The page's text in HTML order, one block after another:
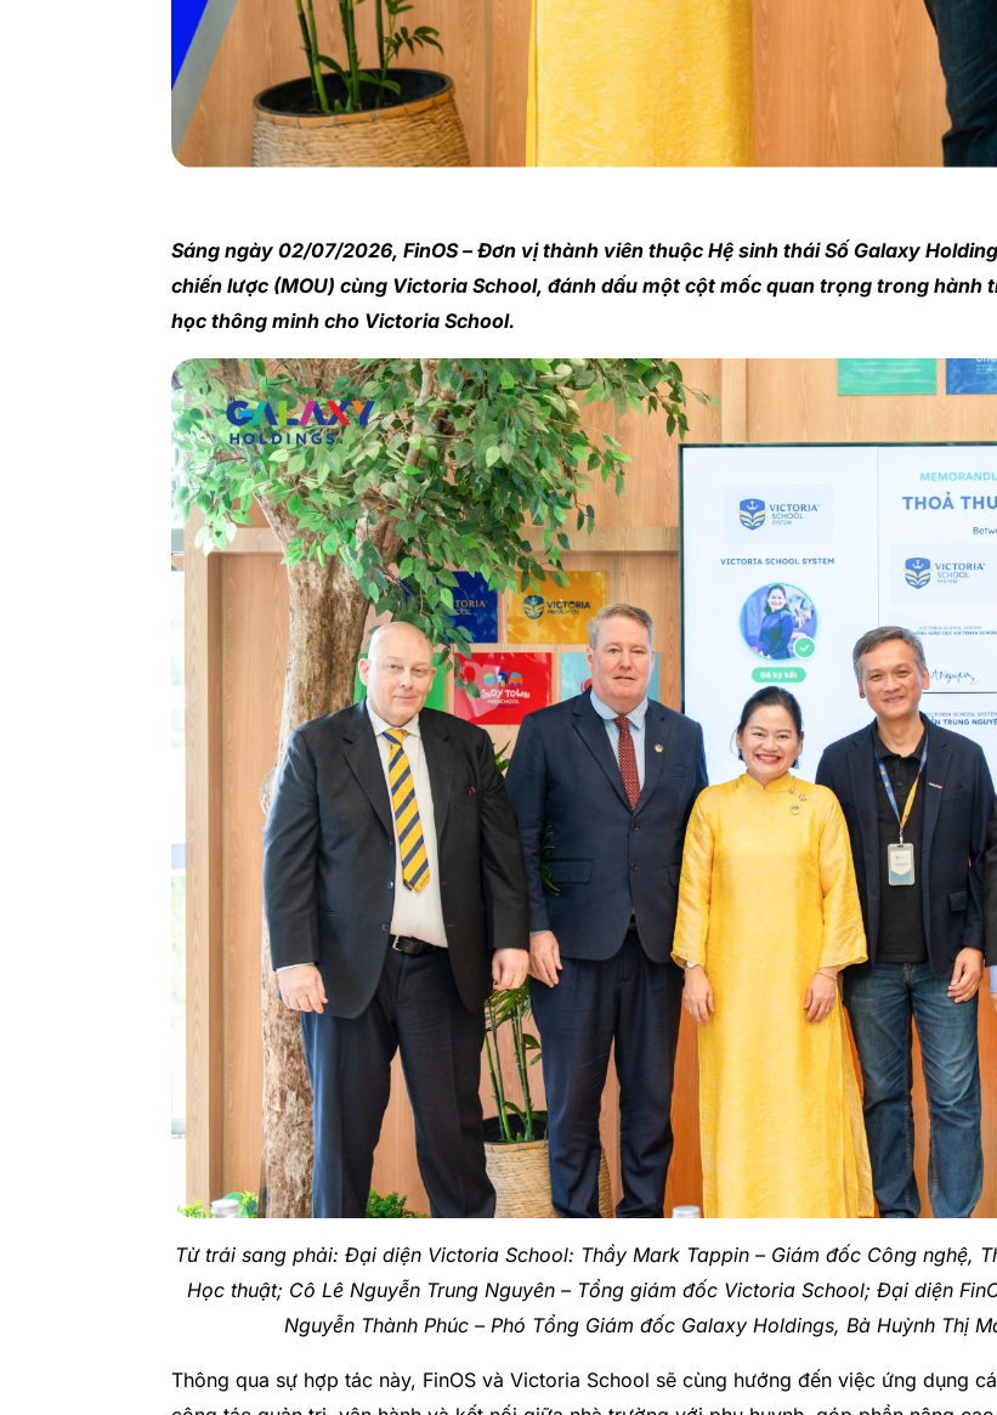
Sáng ngày 02/07/2026, FinOS – Đơn vị thành viên thuộc Hệ sinh thái Số Galaxy
chiến lược (MOU) cùng Victoria School, đánh dấu một cột mốc quan trọng trong
học thông minh cho Victoria School.
Từ trái sang phải: Đại diện Victoria School: Thầy Mark Tappin – Giám đốc Công nghệ,
Học thuật; Cô Lê Nguyễn Trung Nguyên – Tổng giám đốc Victoria School; Đại diện
Nguyễn Thành Phúc – Phó Tổng Giám đốc Galaxy Holdings, Bà Huỳnh Thị
Thông qua sự hợp tác này, FinOS và Victoria School sẽ cùng hướng đến việc ứng dụng